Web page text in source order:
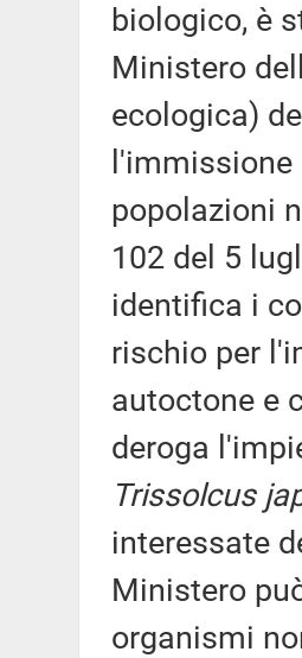
biologico, è
Ministero
ecologica)
popolazioni
102 del 5
identifica i
rischio per
autoctone e
deroga
Trissolcus
interessate
Ministero
organismi